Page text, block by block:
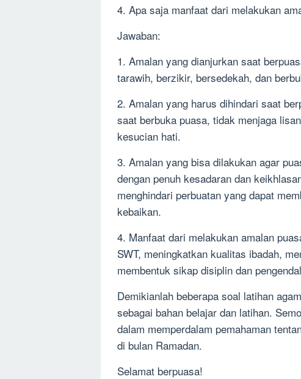
4. Apa saja manfaat dari melakukan
Jawaban:
1. Amalan yang dianjurkan saat
tarawih, berzikir, bersedekah, dan
2. Amalan yang harus dihindari saat
saat berbuka puasa, tidak menjaga
kesucian hati.
3. Amalan yang bisa dilakukan agar
dengan penuh kesadaran dan
menghindari perbuatan yang dapat
kebaikan.
4. Manfaat dari melakukan amalan
SWT, meningkatkan kualitas ibadah,
membentuk sikap disiplin dan
Demikianlah beberapa soal latihan
sebagai bahan belajar dan latihan.
dalam memperdalam pemahaman
di bulan Ramadan.
Selamat berpuasa!